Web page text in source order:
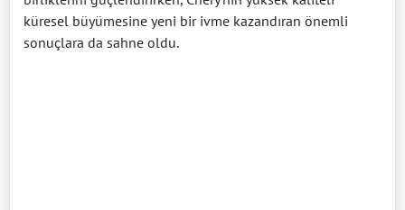
küresel büyümesine yeni bir ivme kazandıran önemli
sonuçlara da sahne oldu.